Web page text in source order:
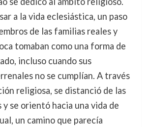
a la vida eclesiástica, un paso
de las familias reales y
tomaban como una forma de
incluso cuando sus
no se cumplían. A través
religiosa, se distanció de las
se orientó hacia una vida de
un camino que parecía